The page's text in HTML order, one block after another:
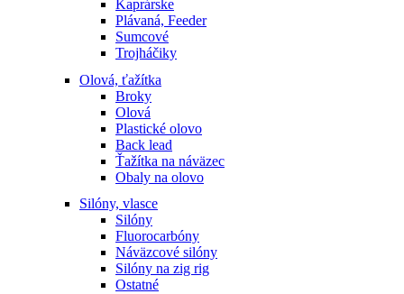
Kaprárske
Plávaná, Feeder
Sumcové
Trojháčiky
Olová, ťažítka
Broky
Olová
Plastické olovo
Back lead
Ťažítka na náväzec
Obaly na olovo
Silóny, vlasce
Silóny
Fluorocarbóny
Náväzcové silóny
Silóny na zig rig
Ostatné